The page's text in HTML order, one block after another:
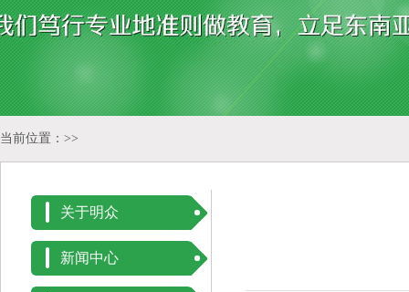
当前位置：>>
关于明众
新闻中心